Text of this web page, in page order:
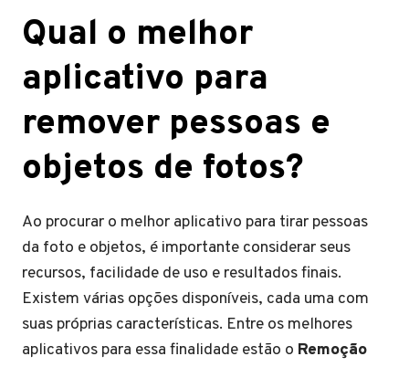
Qual o melhor
aplicativo para
remover pessoas e
objetos de fotos?
Ao procurar o melhor aplicativo para tirar pessoas
da foto e objetos, é importante considerar seus
recursos, facilidade de uso e resultados finais.
Existem várias opções disponíveis, cada uma com
suas próprias características. Entre os melhores
aplicativos para essa finalidade estão o Remoção